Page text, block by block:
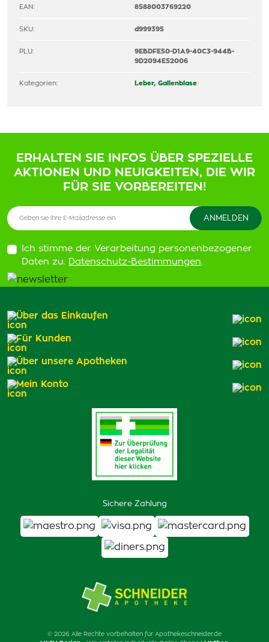
EAN: 8588003769220
SKU: d999395
PLU:
9EBDFE50-D1A9-40C3-944B-
9D2094E52006
Kategorien: Leber, Gallenblase
ERHALTEN SIE INFOS ÜBER SPEZIELLE
AKTIONEN UND NEUIGKEITEN, DIE WIR
FÜR SIE VORBEREITEN!
Ich stimme der Verarbeitung personenbezogener
Daten zu. Datenschutz-Bestimmungen.
Sichere Zahlung
Über das Einkaufen
Für Kunden
Über unsere Apotheken
Mein Konto
© 2026 Alle Rechte vorbehalten für Apothekeschneider.de